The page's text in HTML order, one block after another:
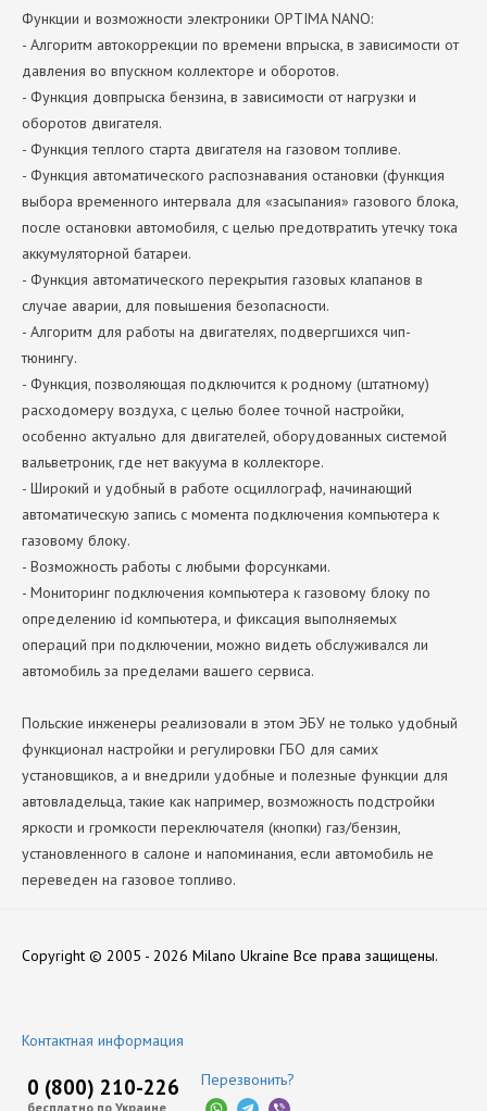
Функции и возможности электроники OPTIMA NANO:
- Алгоритм автокоррекции по времени впрыска, в зависимости от
давления во впускном коллекторе и оборотов.
- Функция довпрыска бензина, в зависимости от нагрузки и
оборотов двигателя.
- Функция теплого старта двигателя на газовом топливе.
- Функция автоматического распознавания остановки (функция
выбора временного интервала для «засыпания» газового блока,
после остановки автомобиля, с целью предотвратить утечку тока
аккумуляторной батареи.
- Функция автоматического перекрытия газовых клапанов в
случае аварии, для повышения безопасности.
- Алгоритм для работы на двигателях, подвергшихся чип-
тюнингу.
- Функция, позволяющая подключится к родному (штатному)
расходомеру воздуха, с целью более точной настройки,
особенно актуально для двигателей, оборудованных системой
вальветроник, где нет вакуума в коллекторе.
- Широкий и удобный в работе осциллограф, начинающий
автоматическую запись с момента подключения компьютера к
газовому блоку.
- Возможность работы с любыми форсунками.
- Мониторинг подключения компьютера к газовому блоку по
определению id компьютера, и фиксация выполняемых
операций при подключении, можно видеть обслуживался ли
автомобиль за пределами вашего сервиса.
Польские инженеры реализовали в этом ЭБУ не только удобный
функционал настройки и регулировки ГБО для самих
установщиков, а и внедрили удобные и полезные функции для
автовладельца, такие как например, возможность подстройки
яркости и громкости переключателя (кнопки) газ/бензин,
установленного в салоне и напоминания, если автомобиль не
переведен на газовое топливо.
Производитель
Copyright © 2005 - 2026 Milano Ukraine Все права защищены.
Контактная информация
0 (800) 210-226
бесплатно по Украине
Перезвонить?